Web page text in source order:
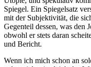
Spiegel. Ein Spiegelsatz
mit der Subjektivität, die
Gegenteil dessen, was den
obwohl er stets daran
und Bericht.
Wenn ich mich schon an